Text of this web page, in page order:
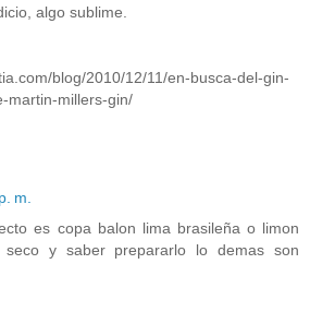
algo sublime.
blog/2010/12/11/en-busca-del-gin-
martin-millers-gin/
m.
es copa balon lima brasileña o limon
seco y saber prepararlo lo demas son